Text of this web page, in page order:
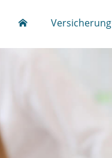
Versicherung